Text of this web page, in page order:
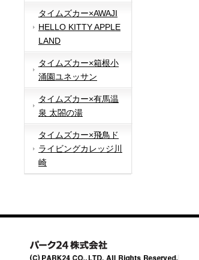
タイムズカー×AWAJI
HELLO KITTY APPLE
LAND
タイムズカー×箱根小
涌園ユネッサン
タイムズカー×有馬温
泉 太閤の湯
タイムズカー×飛鳥ド
ライビングカレッジ川
崎